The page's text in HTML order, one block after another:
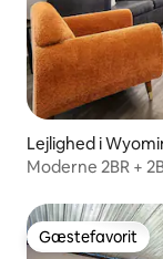
Lejlighed i
Moderne 2BR +
Gæstefavorit
Gæstefavorit